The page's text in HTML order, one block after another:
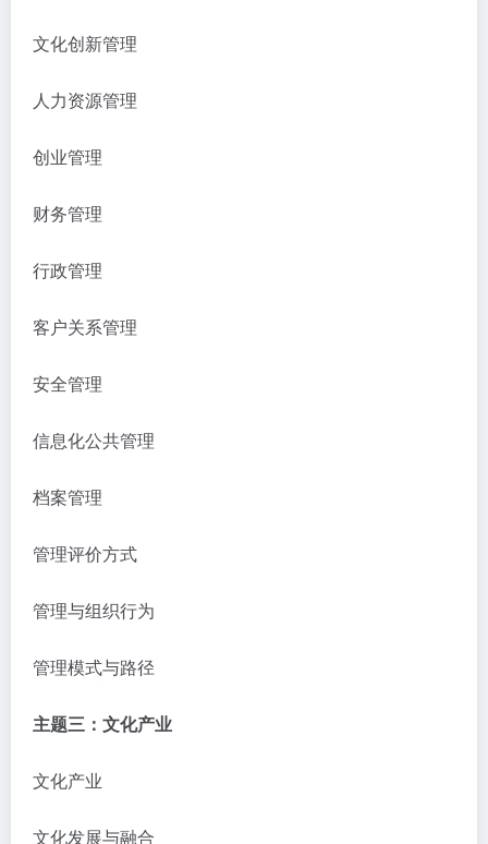
文化创新管理
人力资源管理
创业管理
财务管理
行政管理
客户关系管理
安全管理
信息化公共管理
档案管理
管理评价方式
管理与组织行为
管理模式与路径
主题三：文化产业
文化产业
文化发展与融合